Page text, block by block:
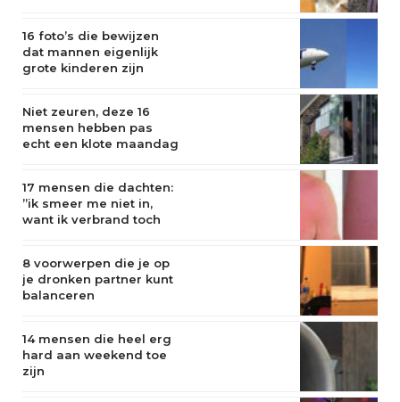
16 foto’s die bewijzen
dat mannen eigenlijk
grote kinderen zijn
Niet zeuren, deze 16
mensen hebben pas
echt een klote maandag
17 mensen die dachten:
”ik smeer me niet in,
want ik verbrand toch
8 voorwerpen die je op
je dronken partner kunt
balanceren
14 mensen die heel erg
hard aan weekend toe
zijn